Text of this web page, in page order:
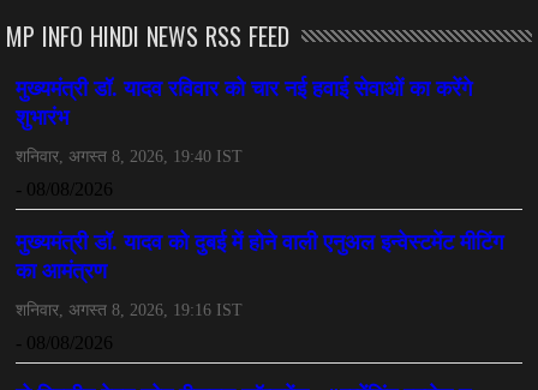
MP INFO HINDI NEWS RSS FEED